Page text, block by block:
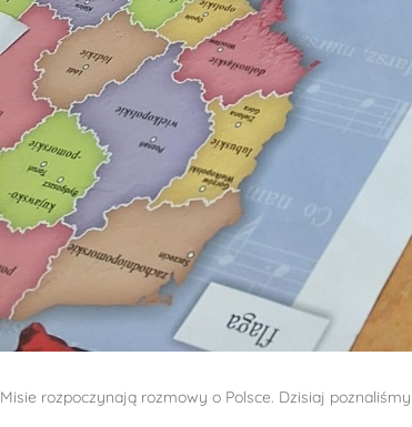
Misie rozpoczynają rozmowy o Polsce. Dzisiaj